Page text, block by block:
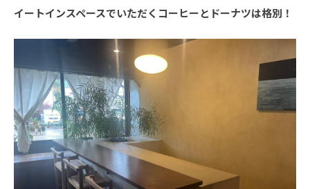
イートインスペースでいただくコーヒーとドーナツは格別！